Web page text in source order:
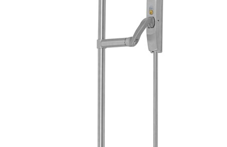
Produkt-ID
209779350031
360077100031
SK1130/1130:1 TRYKKSTANG 1150813849100031